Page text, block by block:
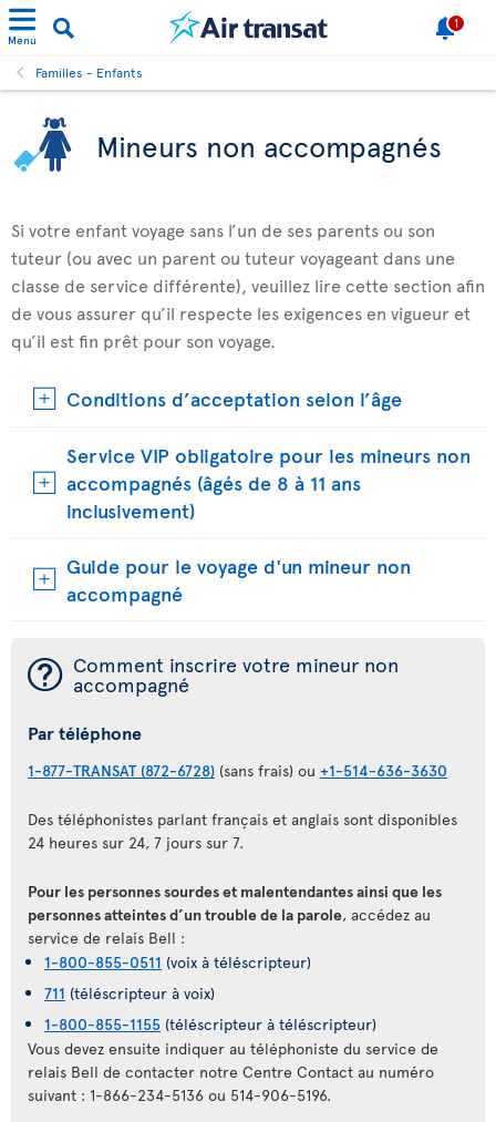
Menu
1
Familles - Enfants
Mineurs non accompagnés
Si votre enfant voyage sans l’un de ses parents ou son
tuteur (ou avec un parent ou tuteur voyageant dans une
classe de service différente), veuillez lire cette section afin
de vous assurer qu’il respecte les exigences en vigueur et
qu’il est fin prêt pour son voyage.
Conditions d’acceptation selon l’âge
Service VIP obligatoire pour les mineurs non
accompagnés (âgés de 8 à 11 ans
inclusivement)
Guide pour le voyage d'un mineur non
accompagné
¯ Comment inscrire votre mineur non
accompagné
Par téléphone
1-877-TRANSAT (872-6728) (sans frais) ou +1-514-636-3630
Des téléphonistes parlant français et anglais sont disponibles
24 heures sur 24, 7 jours sur 7.
Pour les personnes sourdes et malentendantes ainsi que les
personnes atteintes d’un trouble de la parole, accédez au
service de relais Bell :
1-800-855-0511 (voix à téléscripteur)
711 (téléscripteur à voix)
1-800-855-1155 (téléscripteur à téléscripteur)
Vous devez ensuite indiquer au téléphoniste du service de
relais Bell de contacter notre Centre Contact au numéro
suivant : 1-866-234-5136 ou 514-906-5196.